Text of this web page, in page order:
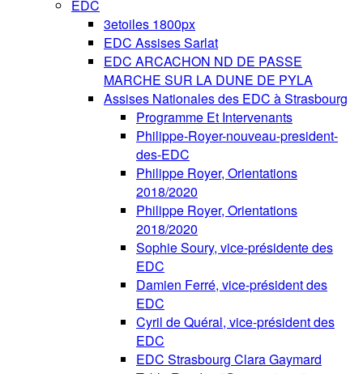
EDC
3etoiles 1800px
EDC Assises Sarlat
EDC ARCACHON ND DE PASSE
MARCHE SUR LA DUNE DE PYLA
Assises Nationales des EDC à Strasbourg
Programme Et Intervenants
Philippe-Royer-nouveau-president-
des-EDC
Philippe Royer, Orientations
2018/2020
Philippe Royer, Orientations
2018/2020
Sophie Soury, vice-présidente des
EDC
Damien Ferré, vice-président des
EDC
Cyril de Quéral, vice-président des
EDC
EDC Strasbourg Clara Gaymard